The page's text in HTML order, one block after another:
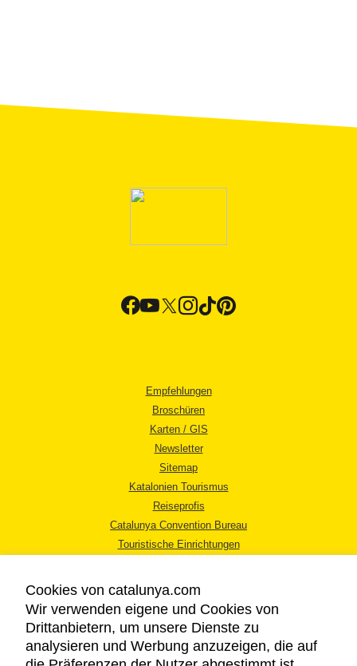
Empfehlungen
Broschüren
Karten / GIS
Newsletter
Sitemap
Katalonien Tourismus
Reiseprofis
Catalunya Convention Bureau
Touristische Einrichtungen
Cookies von catalunya.com
Wir verwenden eigene und Cookies von
Drittanbietern, um unsere Dienste zu
analysieren und Werbung anzuzeigen, die auf